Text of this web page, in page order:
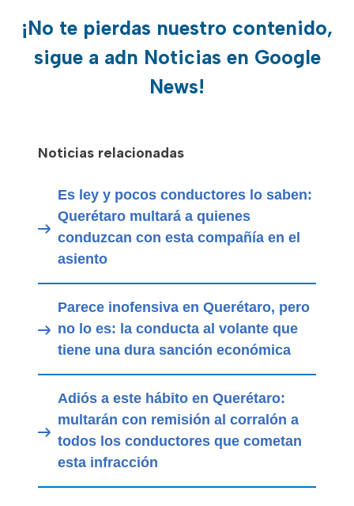
¡No te pierdas nuestro contenido,
sigue a adn Noticias en Google
News!
Noticias relacionadas
Es ley y pocos conductores lo saben:
Querétaro multará a quienes
conduzcan con esta compañía en el
asiento
Parece inofensiva en Querétaro, pero
no lo es: la conducta al volante que
tiene una dura sanción económica
Adiós a este hábito en Querétaro:
multarán con remisión al corralón a
todos los conductores que cometan
esta infracción